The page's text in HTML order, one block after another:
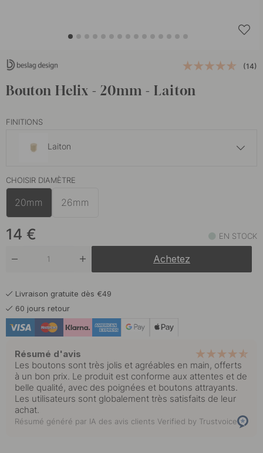
(14)
Bouton Helix - 20mm - Laiton
FINITIONS
Laiton
Bronze foncé
Bronze Antique
Noir mat
CHOISIR DIAMÈTRE
20mm 26mm
14 € EN STOCK
Achetez
Livraison gratuite dès €49
60 jours retour
Résumé d'avis
Les boutons sont très jolis et agréables en main, offerts
à un bon prix. Le produit est conforme aux attentes et de
belle qualité, avec des poignées et boutons attrayants.
Les utilisateurs sont globalement très satisfaits de leur
achat.
Résumé généré par IA des avis clients Verified by Trustvoice